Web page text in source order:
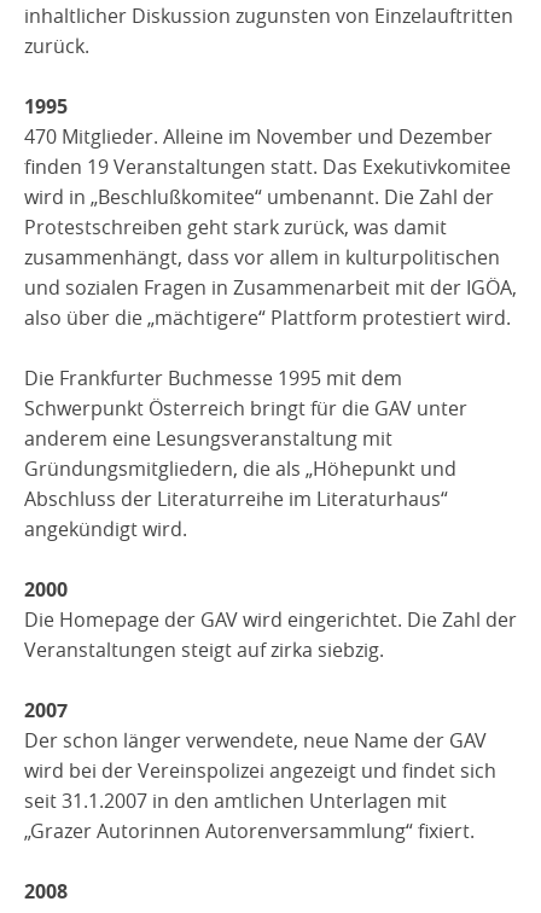
inhaltlicher Diskussion zugunsten von Einzelauftritten
zurück.
1995
470 Mitglieder. Alleine im November und Dezember
finden 19 Veranstaltungen statt. Das Exekutivkomitee
wird in „Beschlußkomitee“ umbenannt. Die Zahl der
Protestschreiben geht stark zurück, was damit
zusammenhängt, dass vor allem in kulturpolitischen
und sozialen Fragen in Zusammenarbeit mit der IGÖA,
also über die „mächtigere“ Plattform protestiert wird.
Die Frankfurter Buchmesse 1995 mit dem
Schwerpunkt Österreich bringt für die GAV unter
anderem eine Lesungsveranstaltung mit
Gründungsmitgliedern, die als „Höhepunkt und
Abschluss der Literaturreihe im Literaturhaus“
angekündigt wird.
2000
Die Homepage der GAV wird eingerichtet. Die Zahl der
Veranstaltungen steigt auf zirka siebzig.
2007
Der schon länger verwendete, neue Name der GAV
wird bei der Vereinspolizei angezeigt und findet sich
seit 31.1.2007 in den amtlichen Unterlagen mit
„Grazer Autorinnen Autorenversammlung“ fixiert.
2008